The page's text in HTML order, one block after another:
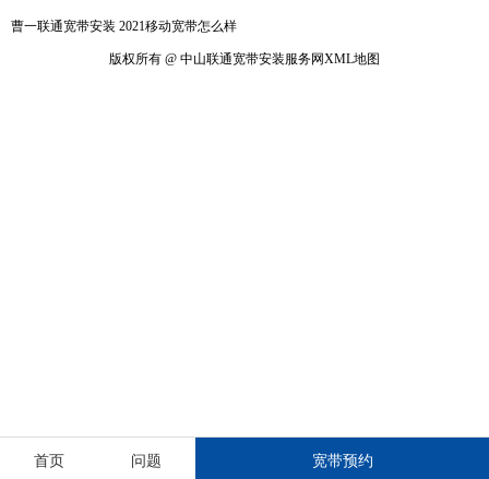
曹一联通宽带安装 2021移动宽带怎么样
版权所有 @ 中山联通宽带安装服务网XML地图
首页 问题 宽带预约